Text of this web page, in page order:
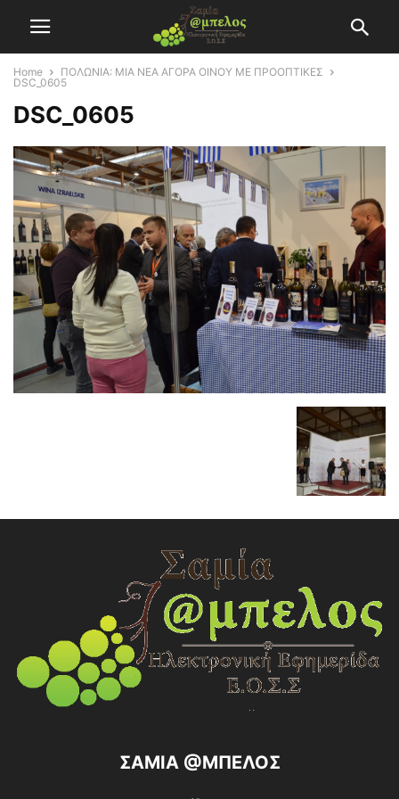
Home
ΠΟΛΩΝΙΑ: ΜΙΑ ΝΕΑ ΑΓΟΡΑ ΟΙΝΟΥ ΜΕ ΠΡΟΟΠΤΙΚΕΣ
DSC_0605
DSC_0605
ΣΑΜΙΑ @ΜΠΕΛΟΣ